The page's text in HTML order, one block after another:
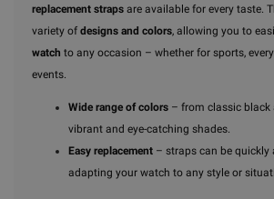
replacement straps are available for every taste.
variety of designs and colors, allowing you to
watch to any occasion – whether for sports,
events.
Wide range of colors – from classic black
vibrant and eye-catching shades.
Easy replacement – straps can be quickly
adapting your watch to any style or